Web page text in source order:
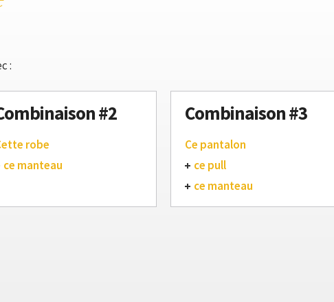
:
#2
robe
ce manteau
Combinaison #3
Ce pantalon
ce pull
ce manteau